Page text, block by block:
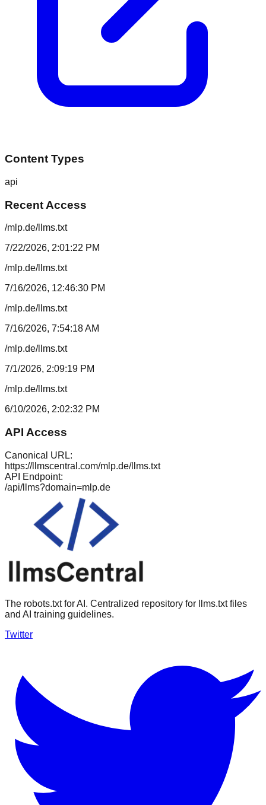
Content Types
api
Recent Access
/mlp.de/llms.txt
7/22/2026, 2:01:22 PM
/mlp.de/llms.txt
7/16/2026, 12:46:30 PM
/mlp.de/llms.txt
7/16/2026, 7:54:18 AM
/mlp.de/llms.txt
7/1/2026, 2:09:19 PM
/mlp.de/llms.txt
6/10/2026, 2:02:32 PM
API Access
Canonical URL:
https://llmscentral.com/mlp.de/llms.txt
API Endpoint:
/api/llms?domain=mlp.de
The robots.txt for AI. Centralized repository for llms.txt files
and AI training guidelines.
Twitter